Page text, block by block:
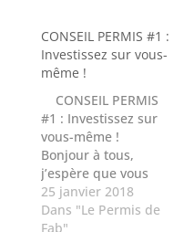
CONSEIL PERMIS #1 :
Investissez sur vous-
même !
CONSEIL PERMIS
#1 : Investissez sur
vous-même !
Bonjour à tous,
j’espère que vous
allez bien.
Aujourd’hui je voulais
vous partager deux
25 janvier 2018
Dans "Le Permis de
Fab"